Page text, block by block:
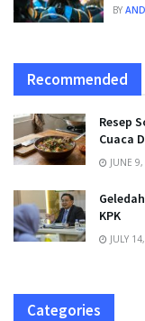
BY
Recommended
Resep
Cuaca
JUNE
KPK
JULY
Categories